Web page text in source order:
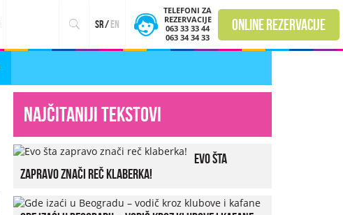
sr/en
TELEFONI ZA
REZERVACIJE
063 33 33 44
063 34 34 33
online rezervacije
Najčitaniji tekstovi
Evo šta
zapravo znači reč klaberka!